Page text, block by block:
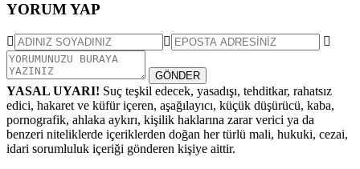
YORUM YAP
GÖNDER
YASAL UYARI! Suç teşkil edecek, yasadışı, tehditkar, rahatsız
edici, hakaret ve küfür içeren, aşağılayıcı, küçük düşürücü, kaba,
pornografik, ahlaka aykırı, kişilik haklarına zarar verici ya da
benzeri niteliklerde içeriklerden doğan her türlü mali, hukuki, cezai,
idari sorumluluk içeriği gönderen kişiye aittir.